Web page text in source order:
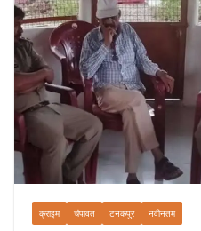
क्राइम चंपावत टनकपुर नवीनतम